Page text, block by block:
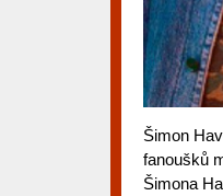
Šimon
fanoušků
Šimona